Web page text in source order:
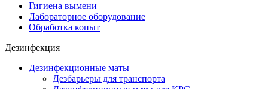
Гигиена вымени
Лабораторное оборудование
Обработка копыт
Дезинфекция
Дезинфекционные маты
Дезбарьеры для транспорта